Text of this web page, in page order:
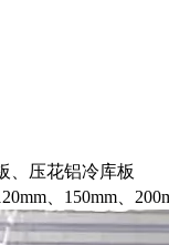
、压花铝冷库板
、150mm、